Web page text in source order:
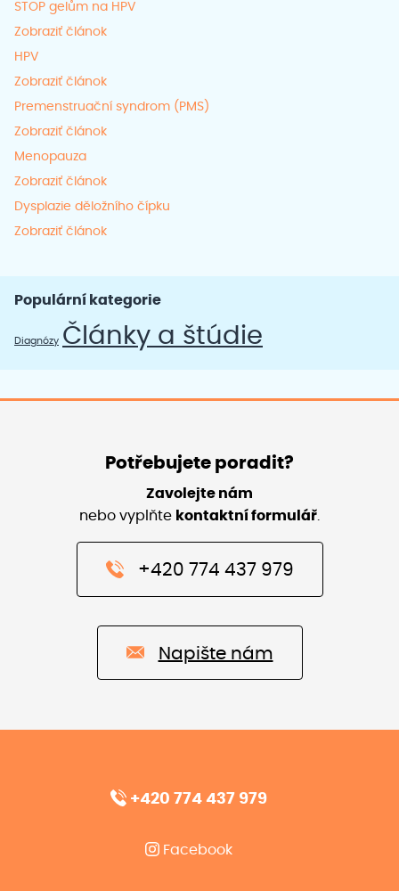
STOP gelům na HPV
Zobraziť článok
HPV
Zobraziť článok
Premenstruační syndrom (PMS)
Zobraziť článok
Menopauza
Zobraziť článok
Dysplazie děložního čípku
Zobraziť článok
Populární kategorie
Diagnózy Články a štúdie
Potřebujete poradit?
Zavolejte nám
nebo vyplňte kontaktní formulář
+420 774 437 979
Napište nám
+420 774 437 979
Facebook